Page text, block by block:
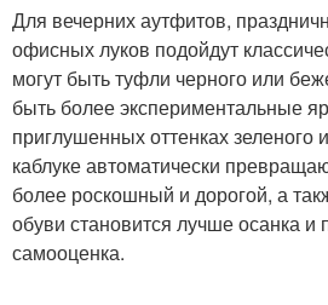
Для вечерних аутфитов,
офисных луков подойдут
могут быть туфли черного или
быть более экспериментальные
приглушенных оттенках зеленого
каблуке автоматически
более роскошный и дорогой, а
обуви становится лучше осанка и
самооценка.